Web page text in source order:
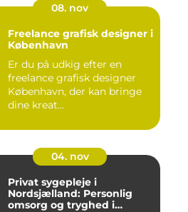
08. nov
Freelance grafisk designer i
København
Er du på udkig efter en
freelance grafisk designer
København, der kan bringe
dine kreat...
04. nov
Privat sygepleje i
Nordsjælland: Personlig
omsorg og tryghed i